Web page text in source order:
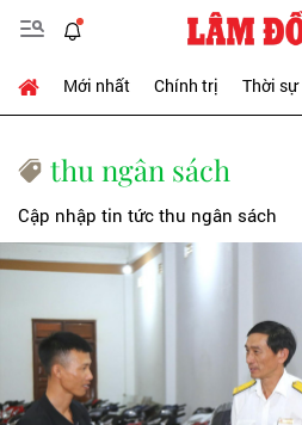
Mới nhất Chính trị Thời sự
thu ngân sách
Cập nhập tin tức thu ngân sách